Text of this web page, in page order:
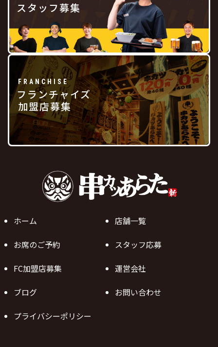
スタッフ募集
フランチャイズ
加盟店募集
FRANCHISE
ホーム 店舗一覧
お席のご予約 スタッフ応募
FC加盟店募集 運営会社
ブログ お問い合わせ
プライバシーポリシー